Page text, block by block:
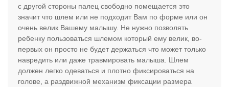
с другой стороны палец свободно помещается это
значит что шлем или не подходит Вам по форме или он
очень велик Вашему малышу. Не нужно позволять
ребенку пользоваться шлемом который ему велик, во-
первых он просто не будет держаться что может только
навредить или даже травмировать малыша. Шлем
должен легко одеваться и плотно фиксироваться на
голове, а раздвижной механизм фиксации размера